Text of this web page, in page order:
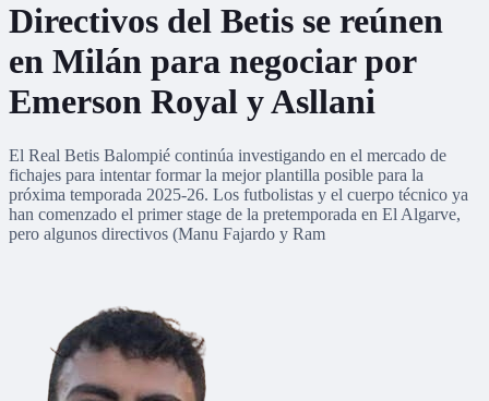
Directivos del Betis se reúnen
en Milán para negociar por
Emerson Royal y Asllani
El Real Betis Balompié continúa investigando en el mercado de
fichajes para intentar formar la mejor plantilla posible para la
próxima temporada 2025-26. Los futbolistas y el cuerpo técnico ya
han comenzado el primer stage de la pretemporada en El Algarve,
pero algunos directivos (Manu Fajardo y Ram